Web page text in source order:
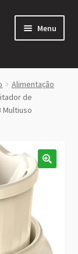
Menu
Alimentação
de
Multiuso